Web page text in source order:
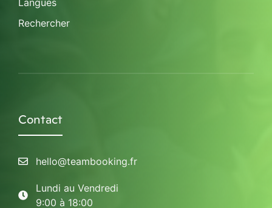
Rechercher
Contact
hello@teambooking.fr
Lundi au Vendredi
9:00 à 18:00